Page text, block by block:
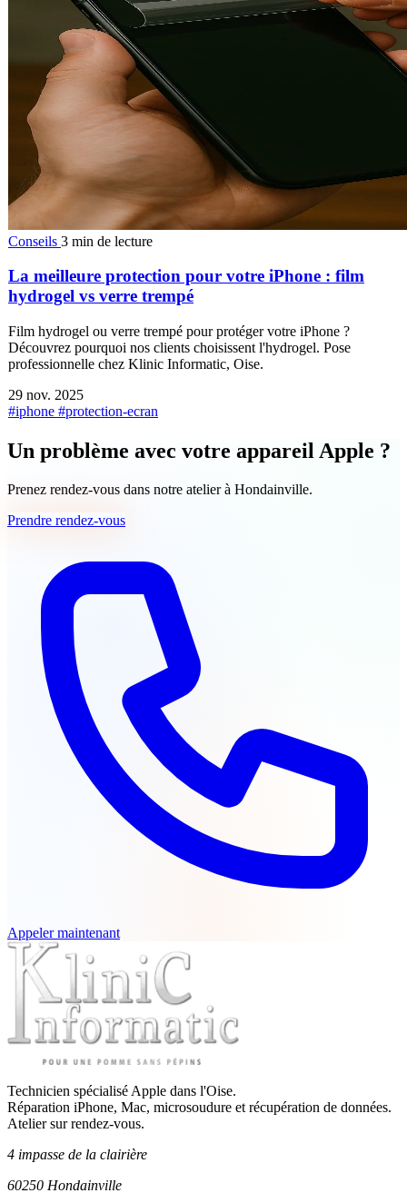
Conseils 3 min de lecture
La meilleure protection pour votre iPhone : film
hydrogel vs verre trempé
Film hydrogel ou verre trempé pour protéger votre iPhone ?
Découvrez pourquoi nos clients choisissent l'hydrogel. Pose
professionnelle chez Klinic Informatic, Oise.
29 nov. 2025
#iphone #protection-ecran
Un problème avec votre appareil Apple ?
Prenez rendez-vous dans notre atelier à Hondainville.
Prendre rendez-vous
Appeler maintenant
Technicien spécialisé Apple dans l'Oise.
Réparation iPhone, Mac, microsoudure et récupération de données.
Atelier sur rendez-vous.
4 impasse de la clairière
60250 Hondainville